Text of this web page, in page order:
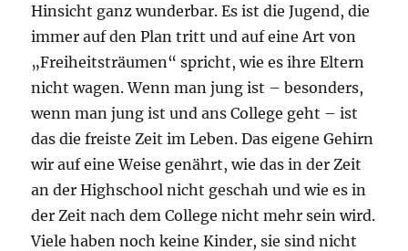
Hinsicht ganz wunderbar. Es ist die Jugend, die
immer auf den Plan tritt und auf eine Art von
„Freiheitsträumen“ spricht, wie es ihre Eltern
nicht wagen. Wenn man jung ist – besonders,
wenn man jung ist und ans College geht – ist
das die freiste Zeit im Leben. Das eigene Gehirn
wir auf eine Weise genährt, wie das in der Zeit
an der Highschool nicht geschah und wie es in
der Zeit nach dem College nicht mehr sein wird.
Viele haben noch keine Kinder, sie sind nicht